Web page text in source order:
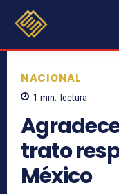
NACIONAL
1 min. lectura
trato
México